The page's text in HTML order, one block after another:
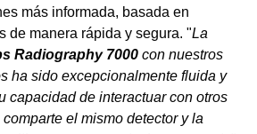
más informada, basada en
de manera rápida y segura. "La
Radiography 7000 con nuestros
ha sido excepcionalmente fluida y
capacidad de interactuar con otros
el mismo detector y la